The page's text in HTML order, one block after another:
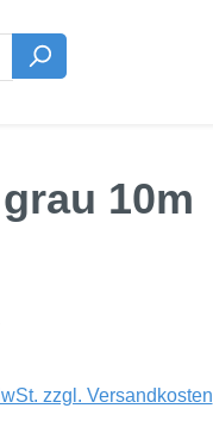
10m
zzgl. Versandkosten